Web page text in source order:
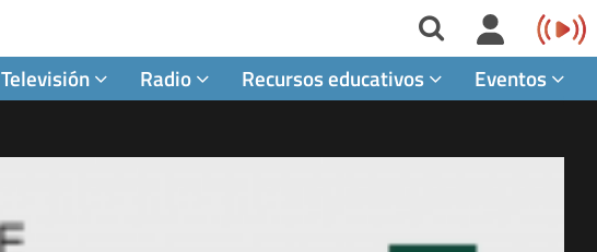
Televisión Radio Recursos educativos Eventos